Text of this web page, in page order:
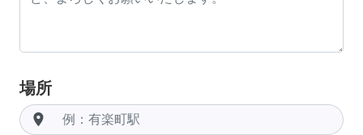
場所
room